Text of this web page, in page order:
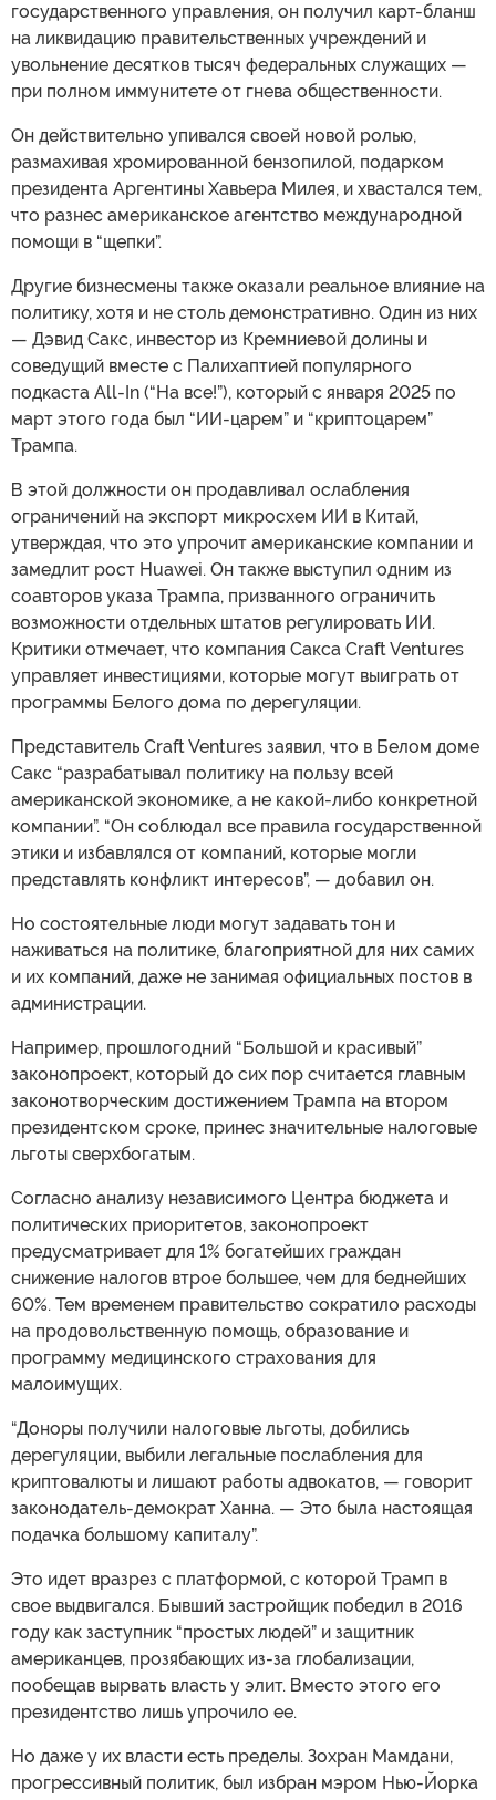
государственного управления, он получил карт-бланш
на ликвидацию правительственных учреждений и
увольнение десятков тысяч федеральных служащих —
при полном иммунитете от гнева общественности.
Он действительно упивался своей новой ролью,
размахивая хромированной бензопилой, подарком
президента Аргентины Хавьера Милея, и хвастался тем,
что разнес американское агентство международной
помощи в “щепки”.
Другие бизнесмены также оказали реальное влияние на
политику, хотя и не столь демонстративно. Один из них
— Дэвид Сакс, инвестор из Кремниевой долины и
соведущий вместе с Палихаптией популярного
подкаста All-In (“На все!”), который с января 2025 по
март этого года был “ИИ-царем” и “криптоцарем”
Трампа.
В этой должности он продавливал ослабления
ограничений на экспорт микросхем ИИ в Китай,
утверждая, что это упрочит американские компании и
замедлит рост Huawei. Он также выступил одним из
соавторов указа Трампа, призванного ограничить
возможности отдельных штатов регулировать ИИ.
Критики отмечает, что компания Сакса Craft Ventures
управляет инвестициями, которые могут выиграть от
программы Белого дома по дерегуляции.
Представитель Craft Ventures заявил, что в Белом доме
Сакс “разрабатывал политику на пользу всей
американской экономике, а не какой-либо конкретной
компании”. “Он соблюдал все правила государственной
этики и избавлялся от компаний, которые могли
представлять конфликт интересов”, — добавил он.
Но состоятельные люди могут задавать тон и
наживаться на политике, благоприятной для них самих
и их компаний, даже не занимая официальных постов в
администрации.
Например, прошлогодний “Большой и красивый”
законопроект, который до сих пор считается главным
законотворческим достижением Трампа на втором
президентском сроке, принес значительные налоговые
льготы сверхбогатым.
Согласно анализу независимого Центра бюджета и
политических приоритетов, законопроект
предусматривает для 1% богатейших граждан
снижение налогов втрое большее, чем для беднейших
60%. Тем временем правительство сократило расходы
на продовольственную помощь, образование и
программу медицинского страхования для
малоимущих.
“Доноры получили налоговые льготы, добились
дерегуляции, выбили легальные послабления для
криптовалюты и лишают работы адвокатов, — говорит
законодатель-демократ Ханна. — Это была настоящая
подачка большому капиталу”.
Это идет вразрез с платформой, с которой Трамп в
свое выдвигался. Бывший застройщик победил в 2016
году как заступник “простых людей” и защитник
американцев, прозябающих из-за глобализации,
пообещав вырвать власть у элит. Вместо этого его
президентство лишь упрочило ее.
Но даже у их власти есть пределы. Зохран Мамдани,
прогрессивный политик, был избран мэром Нью-Йорка